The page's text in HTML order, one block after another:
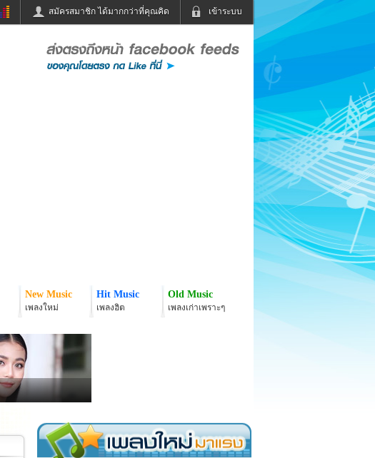
เข้าระบบ
สมัครสมาชิก ได้มากกว่าที่คุณคิด
ฟังวิทยุออนไลน์
Email
New Music
เพลงใหม่
Hit Music
เพลงฮิต
Old Music
เพลงเก่าเพราะๆ